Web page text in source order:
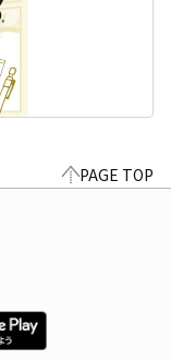
PAGE TOP